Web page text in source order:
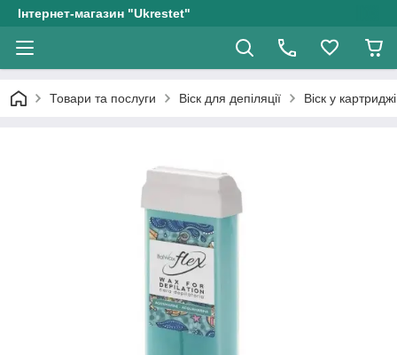
Інтернет-магазин "Ukrestet"
Товари та послуги Віск для депіляції Віск у